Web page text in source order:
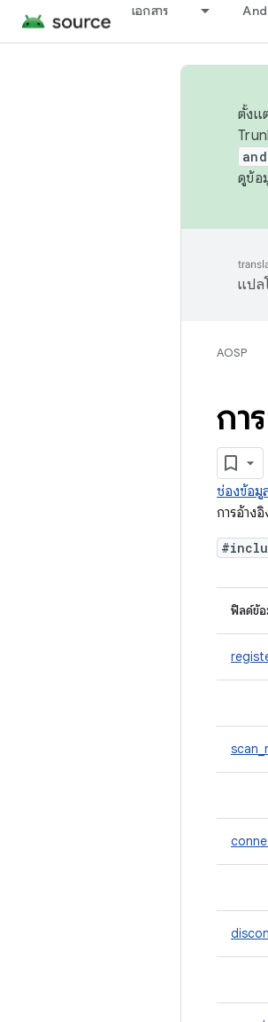
เอกสาร
ตั้งแ
ดูข้อ
แปล
AOSP
กา
ช่องข้อมู
การอ้าง
ฟิลด์ข้